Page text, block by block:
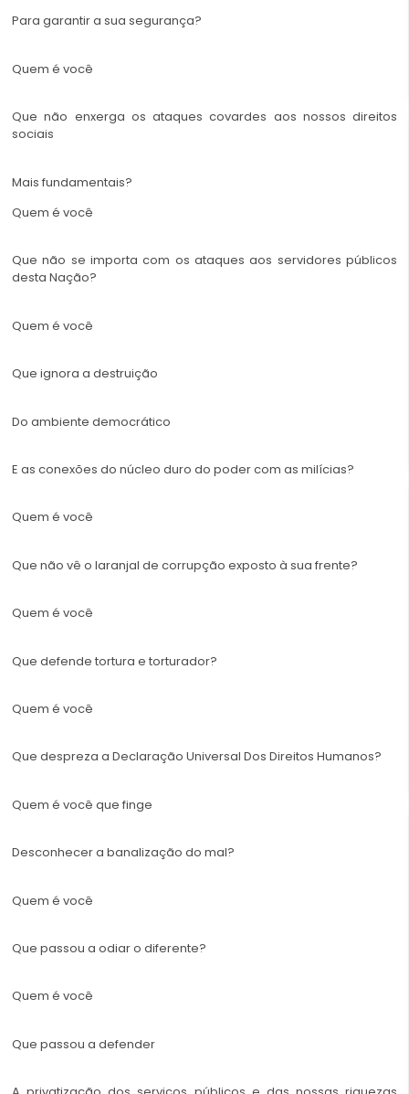
Para garantir a sua segurança?
Quem é você
Que não enxerga os ataques covardes aos nossos direitos
sociais
Mais fundamentais?
Quem é você
Que não se importa com os ataques aos servidores públicos
desta Nação?
Quem é você
Que ignora a destruição
Do ambiente democrático
E as conexões do núcleo duro do poder com as milícias?
Quem é você
Que não vê o laranjal de corrupção exposto à sua frente?
Quem é você
Que defende tortura e torturador?
Quem é você
Que despreza a Declaração Universal Dos Direitos Humanos?
Quem é você que finge
Desconhecer a banalização do mal?
Quem é você
Que passou a odiar o diferente?
Quem é você
Que passou a defender